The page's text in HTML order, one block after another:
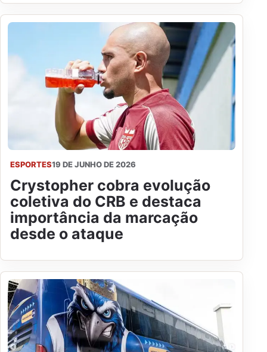
ESPORTES19 DE JUNHO DE 2026
Crystopher cobra evolução
coletiva do CRB e destaca
importância da marcação
desde o ataque